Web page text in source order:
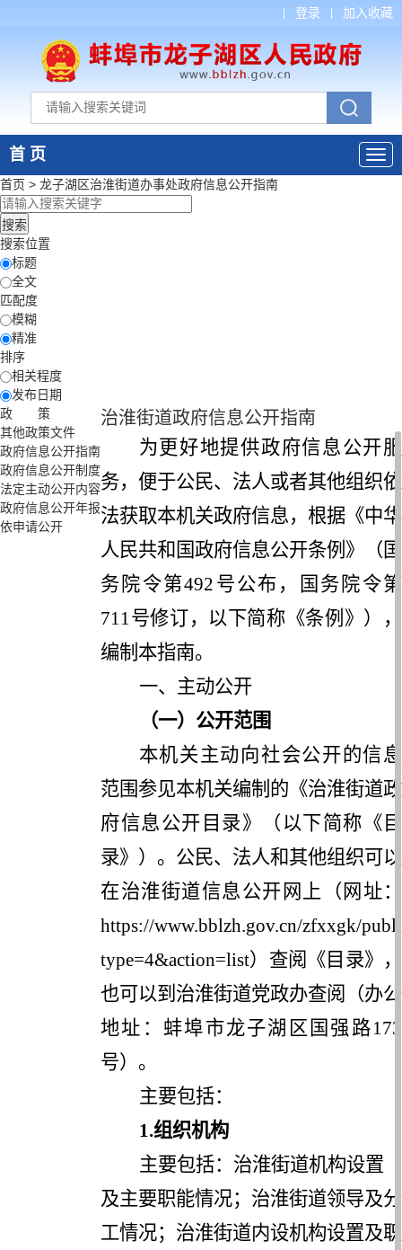
登录 加入收藏
首 页
首页 > 龙子湖区治淮街道办事处政府信息公开指南
搜索位置
标题
全文
匹配度
模糊
精准
排序
相关程度
发布日期
政 策
其他政策文件
政府信息公开指南
政府信息公开制度
法定主动公开内容
政府信息公开年报
依申请公开
治淮街道政府信息公开指南
为更好地提供政府信息公开服
务，便于公民、法人或者其他组织依
法获取本机关政府信息，根据《中华
人民共和国政府信息公开条例》（国
务院令第492 号公布，国务院令第
711 号修订，以下简称《条例》），
编制本指南。
一、主动公开
（一）公开范围
本机关主动向社会公开的信息
范围参见本机关编制的《治淮街道政
府信息公开目录》（以下简称《目
录》）。公民、法人和其他组织可以
在治淮街道信息公开网上（网址：
https://www.bblzh.gov.cn/zfxxgk/
type=4&action=list）查阅《目录》，
也可以到治淮街道党政办查阅（办公
地址：蚌埠市龙子湖区国强路173
号）。
主要包括：
1.组织机构
主要包括：治淮街道机构设置
及主要职能情况；治淮街道领导及分
工情况；治淮街道内设机构设置及职